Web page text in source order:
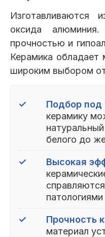
Изготавливаются
оксида
прочностью и
Керамика обладает
широким выбором
✓ Подбор под
керамику
белого до
✓ Высокая
✓ Прочность
материал